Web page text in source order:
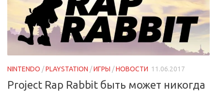
NINTENDO /PLAYSTATION /ИГРЫ /НОВОСТИ 11.06.2017
Project Rap Rabbit быть может никогда